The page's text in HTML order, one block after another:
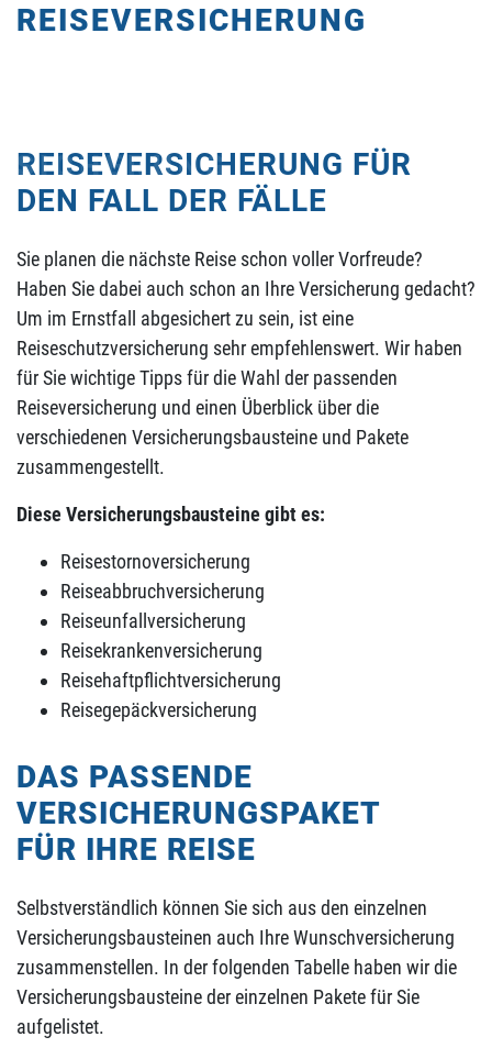
REISEVERSICHERUNG
REISEVERSICHERUNG FÜR
DEN FALL DER FÄLLE
Sie planen die nächste Reise schon voller Vorfreude?
Haben Sie dabei auch schon an Ihre Versicherung gedacht?
Um im Ernstfall abgesichert zu sein, ist eine
Reiseschutzversicherung sehr empfehlenswert. Wir haben
für Sie wichtige Tipps für die Wahl der passenden
Reiseversicherung und einen Überblick über die
verschiedenen Versicherungsbausteine und Pakete
zusammengestellt.
Diese Versicherungsbausteine gibt es:
Reisestornoversicherung
Reiseabbruchversicherung
Reiseunfallversicherung
Reisekrankenversicherung
Reisehaftpflichtversicherung
Reisegepäckversicherung
DAS PASSENDE
VERSICHERUNGSPAKET
FÜR IHRE REISE
Selbstverständlich können Sie sich aus den einzelnen
Versicherungsbausteinen auch Ihre Wunschversicherung
zusammenstellen. In der folgenden Tabelle haben wir die
Versicherungsbausteine der einzelnen Pakete für Sie
aufgelistet.